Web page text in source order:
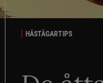
HÄSTÄGARTIPS